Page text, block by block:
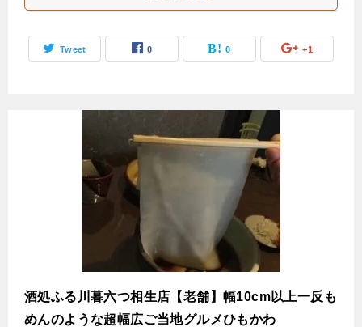
Tweet 0 0 +1
酒処ふる川暮六つ相生店【老舗】幅10cm以上一反も
めんのような超幅広ご当地グルメひもかわ